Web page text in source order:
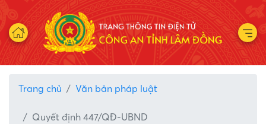
Trang chủ Văn bản pháp luật
Quyết định 447/QĐ-UBND